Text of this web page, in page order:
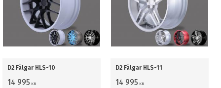
D2 Fälgar HLS-10
14 995 KR
D2 Fälgar HLS-11
14 995 KR